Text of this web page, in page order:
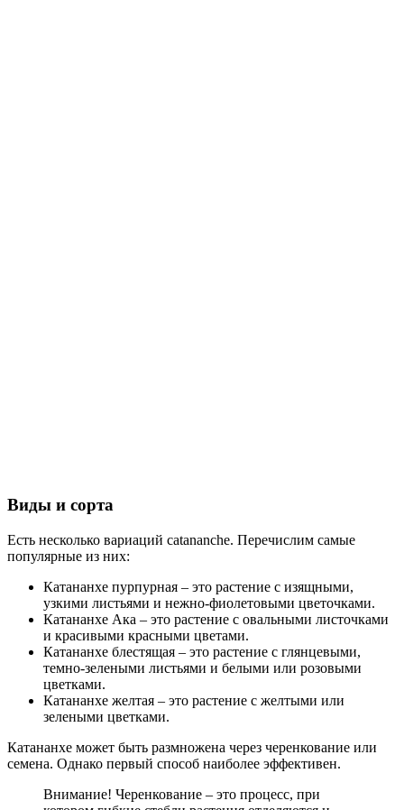
Виды и сорта
Есть несколько вариаций catananche. Перечислим самые
популярные из них:
Катананхе пурпурная – это растение с изящными,
узкими листьями и нежно-фиолетовыми цветочками.
Катананхе Ака – это растение с овальными листочками
и красивыми красными цветами.
Катананхе блестящая – это растение с глянцевыми,
темно-зелеными листьями и белыми или розовыми
цветками.
Катананхе желтая – это растение с желтыми или
зелеными цветками.
Катананхе может быть размножена через черенкование или
семена. Однако первый способ наиболее эффективен.
Внимание! Черенкование – это процесс, при